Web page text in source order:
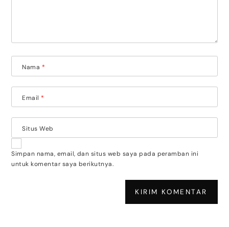
Nama *
Email *
Situs Web
Simpan nama, email, dan situs web saya pada peramban ini
untuk komentar saya berikutnya.